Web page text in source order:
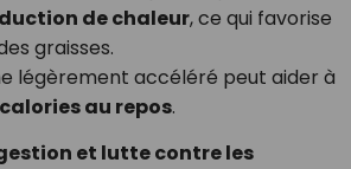
de chaleur, ce qui favorise
graisses.
légèrement accéléré peut aider à
au repos.
et lutte contre les